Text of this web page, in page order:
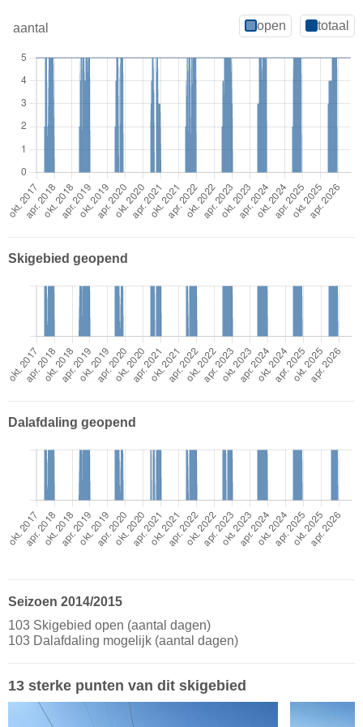
aantal open totaal
Skigebied geopend
Dalafdaling geopend
Seizoen 2014/2015
103 Skigebied open (aantal dagen)
103 Dalafdaling mogelijk (aantal dagen)
13 sterke punten van dit skigebied